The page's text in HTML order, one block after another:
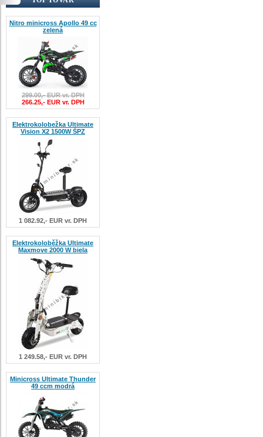
Nitro minicross Apollo 49 cc
zelená
299.00,- EUR vr. DPH
266.25,- EUR vr. DPH
Elektrokolobežka Ultimate
Vision X2 1500W ŠPZ
1 082.92,- EUR vr. DPH
Elektrokoloběžka Ultimate
Maxmove 2000 W biela
1 249.58,- EUR vr. DPH
Minicross Ultimate Thunder
49 ccm modrá